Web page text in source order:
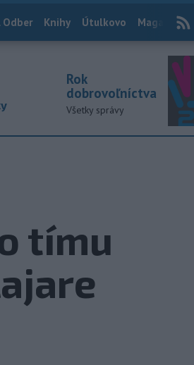
Odber Knihy Útulkovo Magazín
Rok
dobrovoľníctva
Všetky správy
tímu